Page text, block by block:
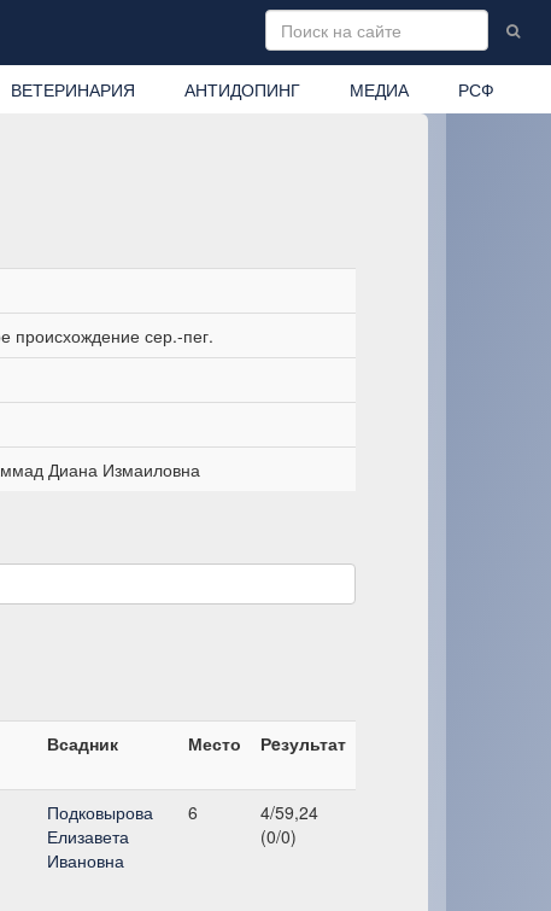
ВЕТЕРИНАРИЯ АНТИДОПИНГ МЕДИА РСФ
происхождение сер.-пег.
Диана Измаиловна
Всадник Место Рeзультат
Подковырова
Елизавета
Ивановна
6
4/59,24
(0/0)